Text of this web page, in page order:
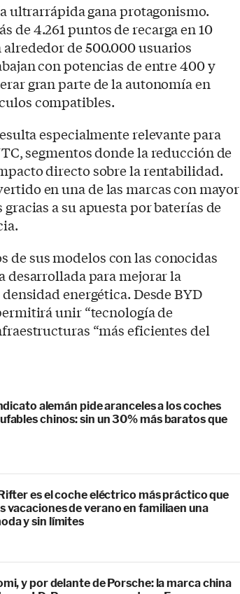
ultrarrápida gana protagonismo.
de 4.261 puntos de recarga en 10
de 500.000 usuarios
con potencias de entre 400 y
gran parte de la autonomía en
compatibles.
especialmente relevante para
segmentos donde la reducción de
directo sobre la rentabilidad.
en una de las marcas con mayor
a su apuesta por baterías de
de sus modelos con las conocidas
desarrollada para mejorar la
energética. Desde BYD
unir “tecnología de
“más eficientes del
alemán pide aranceles a los coches
chinos: sin un 30% más baratos que
es el coche eléctrico más práctico que
vacaciones de verano en familiaen una
y sin límites
y por delante de Porsche: la marca china